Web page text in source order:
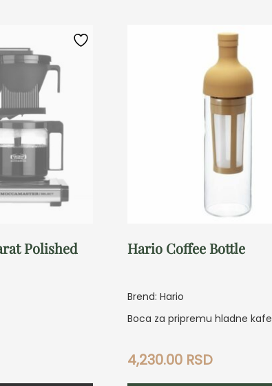
Polished Hario Coffee Bottle
Brend: Hario
Boca za pripremu hladne kafe
4,230.00 RSD